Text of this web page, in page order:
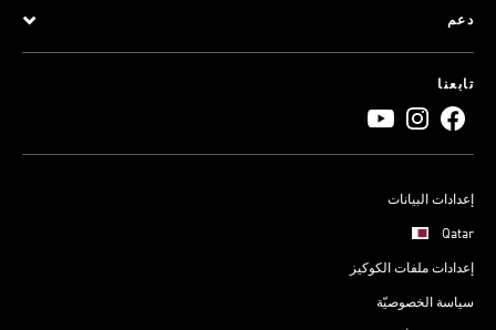
دعم
تابعنا
إعدادات البيانات
Qatar
إعدادات ملفات الكوكيز
سياسة الخصوصيّة